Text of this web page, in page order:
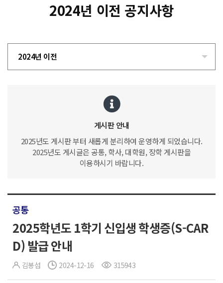
2024년 이전 공지사항
2024년 이전
게시판 안내
2025년도 게시판 부터 새롭게 분리하여 운영하게 되었습니다.
2025년도 게시글은 공통, 학사, 대학원, 장학 게시판을
이용하시기 바랍니다.
공통
2025학년도 1학기 신입생 학생증(S-CAR
D) 발급 안내
김봉섭 2024-12-16 315943